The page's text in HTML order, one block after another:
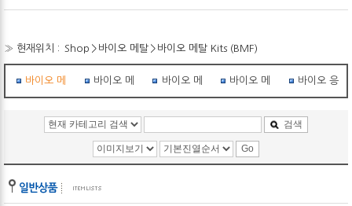
» 현재위치 : Shop > 바이오 메탈 > 바이오 메탈 Kits (BMF)
바이오 메탈 Kits (BMF)바이오 메탈 Kits (BMX)바이오 메탈 학습 Kit바이오 메탈 로봇바이오 응용
검색